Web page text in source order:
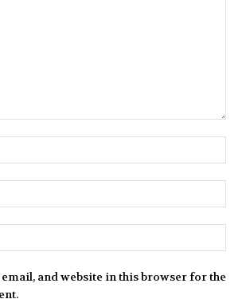
email, and website in this browser for the